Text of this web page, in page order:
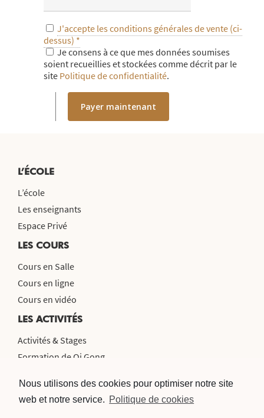
Nous utilisons des cookies pour optimiser notre site
web et notre service. Politique de cookies
J'accepte les conditions générales de vente (ci-
dessus) *
Je consens à ce que mes données soumises
soient recueillies et stockées comme décrit par le
site Politique de confidentialité.
L’ÉCOLE
L’école
Les enseignants
Espace Privé
LES COURS
Cours en Salle
Cours en ligne
Cours en vidéo
LES ACTIVITÉS
Activités & Stages
Formation de Qi Gong
CONTACT & NEWSLETTER